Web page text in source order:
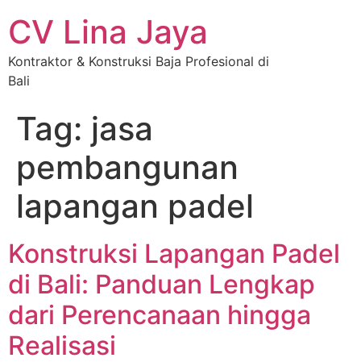
CV Lina Jaya
Kontraktor & Konstruksi Baja Profesional di
Bali
Tag: jasa
pembangunan
lapangan padel
Konstruksi Lapangan Padel
di Bali: Panduan Lengkap
dari Perencanaan hingga
Realisasi